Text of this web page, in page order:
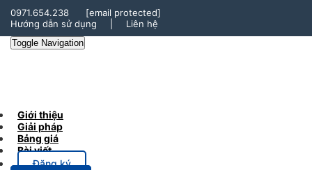
0971.654.238
[email protected]
Hướng dẫn sử dụng
Liên hệ
Toggle Navigation
Giới thiệu
Giải pháp
Bảng giá
Bài viết
Đăng ký